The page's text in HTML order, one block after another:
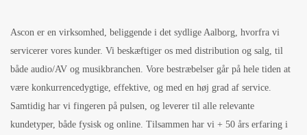
Ascon er en virksomhed, beliggende i det sydlige Aalborg, hvorfra vi
servicerer vores kunder. Vi beskæftiger os med distribution og salg, til
både audio/AV og musikbranchen. Vore bestræbelser går på hele tiden at
være konkurrencedygtige, effektive, og med en høj grad af service.
Samtidig har vi fingeren på pulsen, og leverer til alle relevante
kundetyper, både fysisk og online. Tilsammen har vi + 50 års erfaring i